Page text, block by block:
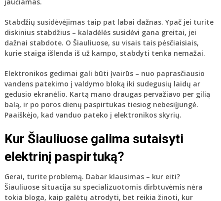
Stabdžių susidėvėjimastaip pat labai dažnas. Ypač jei turite
diskinius stabdžius – kaladėlės susidėvi gana greitai, jei
dažnai stabdote. O Šiauliuose, su visais tais pėsčiaisiais,
kurie staiga išlenda iš už kampo, stabdyti tenka nemažai.
Elektronikos gedimai gali būti įvairūs – nuo paprasčiausio
vandens patekimo į valdymo bloką iki sudegusių laidų ar
gedusio ekranėlio. Kartą mano draugas pervažiavo per gilią
balą, ir po poros dienų paspirtukas tiesiog nebesiįjungė.
Paaiškėjo, kad vanduo pateko į elektronikos skyrių.
Kur Šiauliuose galima sutaisyti
elektrinį paspirtuką?
Gerai, turite problemą. Dabar klausimas – kur eiti?
Šiauliuose situacija su specializuotomis dirbtuvėmis nėra
tokia bloga, kaip galėtų atrodyti, bet reikia žinoti, kur